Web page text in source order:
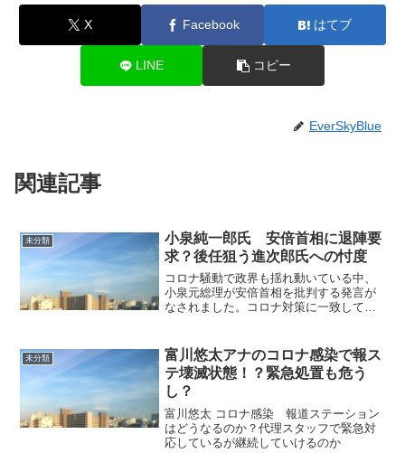
X Facebook はてブ
LINE コピー
EverSkyBlue
関連記事
未分類
小泉純一郎氏 安倍首相に退陣要
求？後任狙う進次郎氏への忖度
コロナ騒動で政界も揺れ動いている中、
小泉元総理が安倍首相を批判する発言が
なされました。コロナ対策に一致して推
が！しかもそのほとんどが森友とかコロ
ナ問題とまったく掛け離れた...
未分類
富川悠太アナのコロナ感染で報ス
テ壊滅状態！？緊急処置も危う
し？
富川悠太 コロナ感染 報道ステーション
はどうなるのか？代理スタッフで緊急対
応しているが継続していけるのか